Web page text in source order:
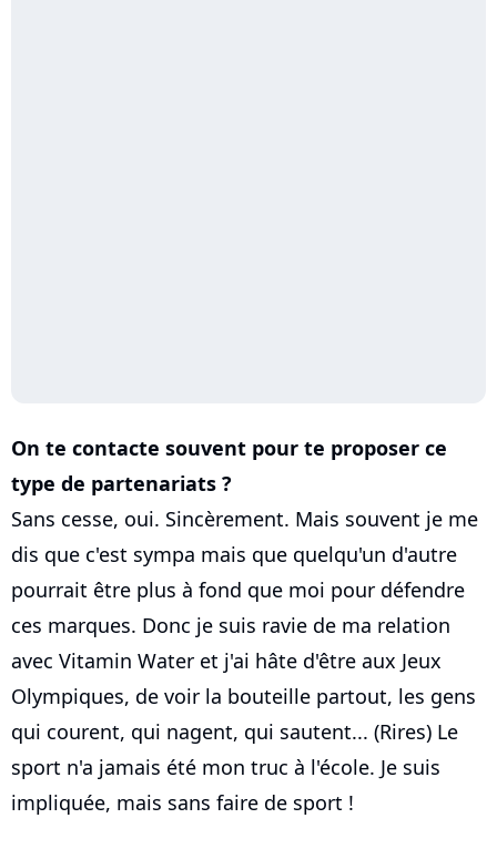
On te contacte souvent pour te proposer ce
type de partenariats ?
Sans cesse, oui. Sincèrement. Mais souvent je me
dis que c'est sympa mais que quelqu'un d'autre
pourrait être plus à fond que moi pour défendre
ces marques. Donc je suis ravie de ma relation
avec Vitamin Water et j'ai hâte d'être aux Jeux
Olympiques, de voir la bouteille partout, les gens
qui courent, qui nagent, qui sautent... (Rires) Le
sport n'a jamais été mon truc à l'école. Je suis
impliquée, mais sans faire de sport !